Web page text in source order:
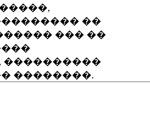
��
��� ��
����������
��������.